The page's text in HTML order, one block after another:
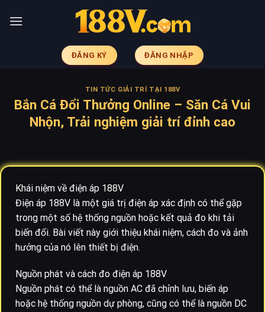
ĐĂNG KÝ ĐĂNG NHẬP
TIN TỨC GIẢI TRÍ TẠI 188V
Bắn Cá Đổi Thưởng Online – Săn Cá Vui
Nhộn, Trải nghiệm giải trí đỉnh cao
Khái niệm về điện áp 188V
Điện áp 188V là một giá trị điện áp xác định có thể gặp
trong một số hệ thống nguồn hoặc kết quả đo khi tải
biến đổi. Bài viết này giới thiệu khái niệm, cách đo và ảnh
hưởng của nó lên thiết bị điện.
Nguồn phát và cách đo điện áp 188V
Nguồn phát có thể là nguồn AC đã chỉnh lưu, biến áp
hoặc hệ thống nguồn dự phòng, cũng có thể là nguồn DC